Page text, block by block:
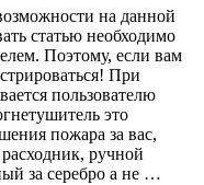
на данной
статью необходимо
Поэтому, если вам
При
пользователю
это
пожара за вас,
ручной
за серебро а не …